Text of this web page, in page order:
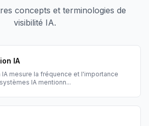
concepts et terminologies de
visibilité IA.
IA
IA mesure la fréquence et l'importance
IA mentionn...